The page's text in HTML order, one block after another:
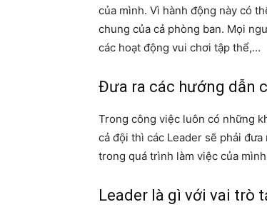
của mình. Vì hành động này có
chung của cả phòng ban. Mọi
các hoạt động vui chơi tập thể,…
Đưa ra các hướng dẫn
Trong công việc luôn có những
cả đội thì các Leader sẽ phải
trong quá trình làm việc của
Leader là gì với vai trò